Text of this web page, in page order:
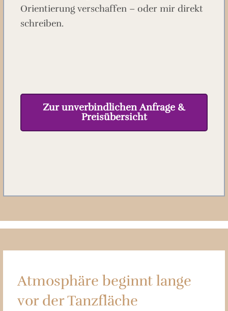
Orientierung verschaffen – oder mir direkt
schreiben.
Zur unverbindlichen Anfrage &
Preisübersicht
Atmosphäre beginnt lange
vor der Tanzfläche